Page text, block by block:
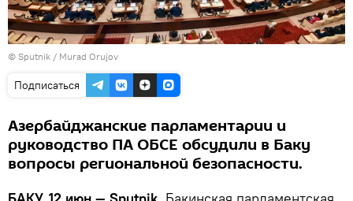
© Sputnik / Murad Orujov
Подписаться
Азербайджанские парламентарии и
руководство ПА ОБСЕ обсудили в Баку
вопросы региональной безопасности.